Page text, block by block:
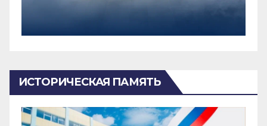
ИСТОРИЧЕСКАЯ ПАМЯТЬ